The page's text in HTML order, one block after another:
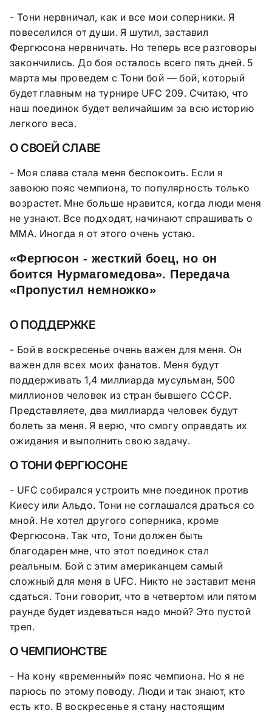
- Тони нервничал, как и все мои соперники. Я
повеселился от души. Я шутил, заставил
Фергюсона нервничать. Но теперь все разговоры
закончились. До боя осталось всего пять дней. 5
марта мы проведем с Тони бой — бой, который
будет главным на турнире UFC 209. Считаю, что
наш поединок будет величайшим за всю историю
легкого веса.
О СВОЕЙ СЛАВЕ
- Моя слава стала меня беспокоить. Если я
завоюю пояс чемпиона, то популярность только
возрастет. Мне больше нравится, когда люди меня
не узнают. Все подходят, начинают спрашивать о
ММА. Иногда я от этого очень устаю.
«Фергюсон - жесткий боец, но он
боится Нурмагомедова». Передача
«Пропустил немножко»
О ПОДДЕРЖКЕ
- Бой в воскресенье очень важен для меня. Он
важен для всех моих фанатов. Меня будут
поддерживать 1,4 миллиарда мусульман, 500
миллионов человек из стран бывшего СССР.
Представляете, два миллиарда человек будут
болеть за меня. Я верю, что смогу оправдать их
ожидания и выполнить свою задачу.
О ТОНИ ФЕРГЮСОНЕ
- UFC собирался устроить мне поединок против
Киесу или Альдо. Тони не соглашался драться со
мной. Не хотел другого соперника, кроме
Фергюсона. Так что, Тони должен быть
благодарен мне, что этот поединок стал
реальным. Бой с этим американцем самый
сложный для меня в UFC. Никто не заставит меня
сдаться. Тони говорит, что в четвертом или пятом
раунде будет издеваться надо мной? Это пустой
треп.
О ЧЕМПИОНСТВЕ
- На кону «временный» пояс чемпиона. Но я не
парюсь по этому поводу. Люди и так знают, кто
есть кто. В воскресенье я стану настоящим